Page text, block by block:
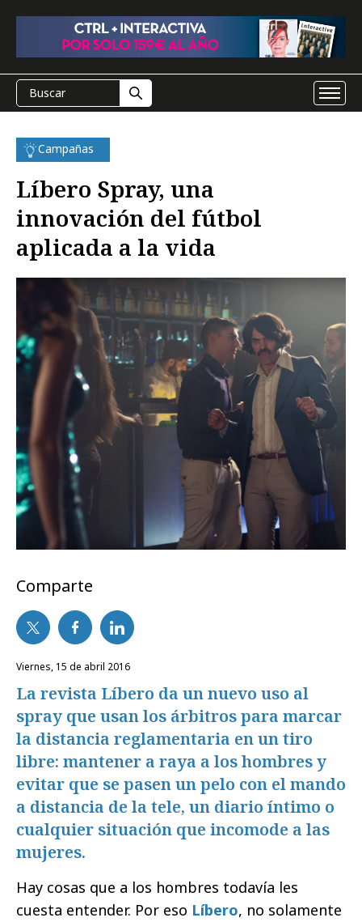
Campañas
Líbero Spray, una
innovación del fútbol
aplicada a la vida
Comparte
viernes, 15 de abril 2016
La revista Líbero da un nuevo uso al
spray que usan los árbitros para marcar
la distancia reglamentaria en un tiro
libre: mantener a raya a los hombres y
evitar que se pasen un pelo con el mando
a distancia de la tele, un diario íntimo o
cualquier situación que incomode a las
mujeres.
Hay cosas que a los hombres todavía les
cuesta entender. Por eso Líbero, no solamente